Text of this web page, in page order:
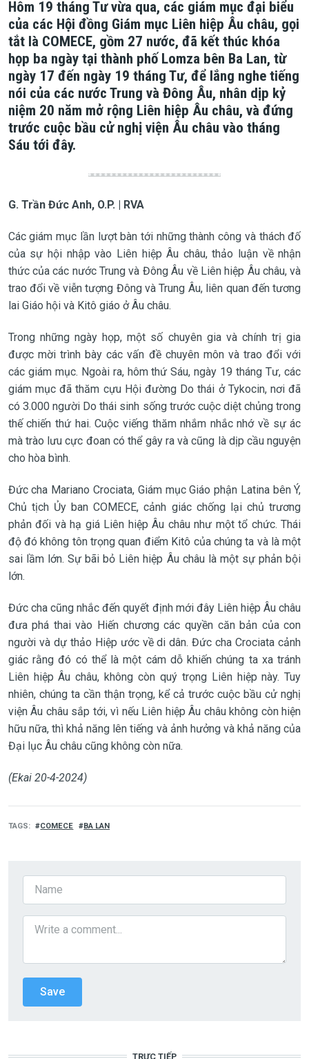
Hôm 19 tháng Tư vừa qua, các giám mục đại biểu
của các Hội đồng Giám mục Liên hiệp Âu châu, gọi
tắt là COMECE, gồm 27 nước, đã kết thúc khóa
họp ba ngày tại thành phố Lomza bên Ba Lan, từ
ngày 17 đến ngày 19 tháng Tư, để lắng nghe tiếng
nói của các nước Trung và Đông Âu, nhân dịp kỷ
niệm 20 năm mở rộng Liên hiệp Âu châu, và đứng
trước cuộc bầu cử nghị viện Âu châu vào tháng
Sáu tới đây.
G. Trần Đức Anh, O.P. | RVA
Các giám mục lần lượt bàn tới những thành công và thách đố
của sự hội nhập vào Liên hiệp Âu châu, thảo luận về nhận
thức của các nước Trung và Đông Âu về Liên hiệp Âu châu, và
trao đổi về viễn tượng Đông và Trung Âu, liên quan đến tương
lai Giáo hội và Kitô giáo ở Âu châu.
Trong những ngày họp, một số chuyên gia và chính trị gia
được mời trình bày các vấn đề chuyên môn và trao đổi với
các giám mục. Ngoài ra, hôm thứ Sáu, ngày 19 tháng Tư, các
giám mục đã thăm cựu Hội đường Do thái ở Tykocin, nơi đã
có 3.000 người Do thái sinh sống trước cuộc diệt chủng trong
thế chiến thứ hai. Cuộc viếng thăm nhắm nhắc nhớ về sự ác
mà trào lưu cực đoan có thể gây ra và cũng là dịp cầu nguyện
cho hòa bình.
Đức cha Mariano Crociata, Giám mục Giáo phận Latina bên Ý,
Chủ tịch Ủy ban COMECE, cảnh giác chống lại chủ trương
phản đối và hạ giá Liên hiệp Âu châu như một tổ chức. Thái
độ đó không tôn trọng quan điểm Kitô của chúng ta và là một
sai lầm lớn. Sự bãi bỏ Liên hiệp Âu châu là một sự phản bội
lớn.
Đức cha cũng nhắc đến quyết định mới đây Liên hiệp Âu châu
đưa phá thai vào Hiến chương các quyền căn bản của con
người và dự thảo Hiệp ước về di dân. Đức cha Crociata cảnh
giác rằng đó có thể là một cám dỗ khiến chúng ta xa tránh
Liên hiệp Âu châu, không còn quý trọng Liên hiệp này. Tuy
nhiên, chúng ta cần thận trọng, kể cả trước cuộc bầu cử nghị
viện Âu châu sắp tới, vì nếu Liên hiệp Âu châu không còn hiện
hữu nữa, thì khả năng lên tiếng và ảnh hưởng và khả năng của
Đại lục Âu châu cũng không còn nữa.
(Ekai 20-4-2024)
TAGS COMECE BA LAN
TRỰC TIẾP